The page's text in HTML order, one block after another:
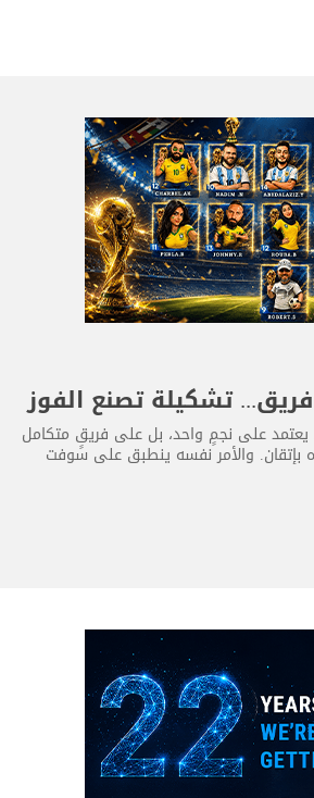
تشكيلة تصنع الفوز
يعتمد على نجمٍ واحد، بل على فريقٍ متكامل
بإتقان. والأمر نفسه ينطبق على سوفت